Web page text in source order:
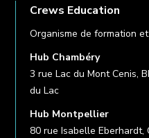
Crews Education
Organisme de formation
Hub Chambéry
3 rue Lac du Mont Cenis,
du Lac
Hub Montpellier
80 rue Isabelle